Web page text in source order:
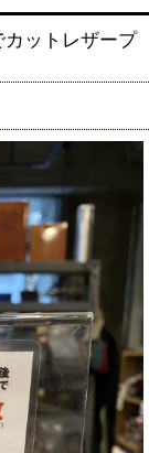
カットレザープ